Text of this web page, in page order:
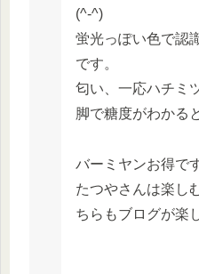
(^-^)
蛍光っぽい色で認
です。
匂い、一応ハチミ
脚で糖度がわかる
バーミヤンお得で
たつやさんは楽し
ちらもブログが楽